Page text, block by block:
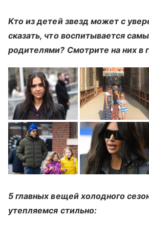
Кто из детей звезд может с
сказать, что воспитывается
родителями? Смотрите на них в
5 главных вещей холодного
утепляемся стильно: